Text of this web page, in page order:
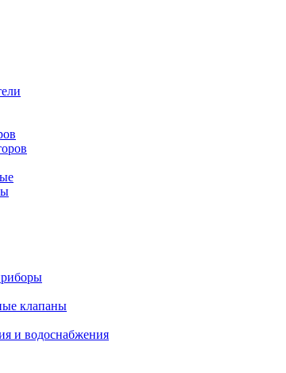
клапаны
и водоснабжения